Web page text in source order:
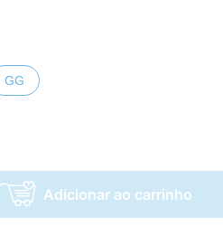
GG
Adicionar ao carrinho